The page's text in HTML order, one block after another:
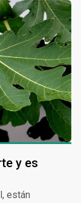
y es
están